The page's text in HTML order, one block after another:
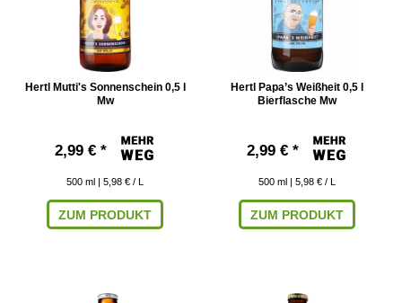
Hertl Mutti's Sonnenschein 0,5 l
Mw
2,99 € *
500 ml | 5,98 € / L
ZUM PRODUKT
Hertl Papa’s Weißheit 0,5 l
Bierflasche Mw
2,99 € *
500 ml | 5,98 € / L
ZUM PRODUKT